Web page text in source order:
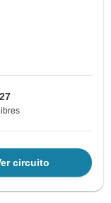
circuito